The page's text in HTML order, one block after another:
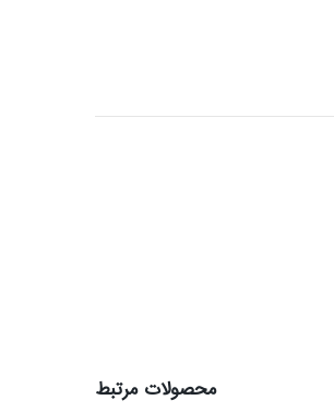
محصولات مرتبط